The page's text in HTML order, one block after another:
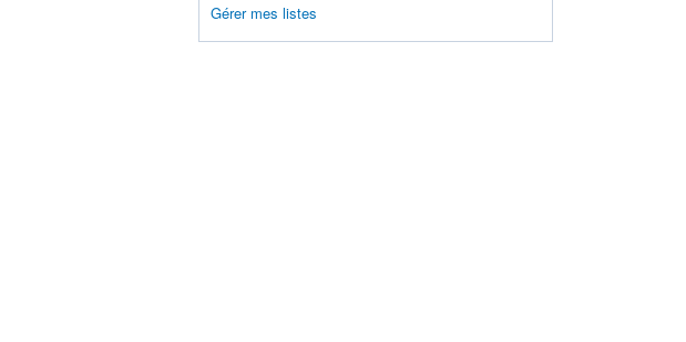
Gérer mes listes